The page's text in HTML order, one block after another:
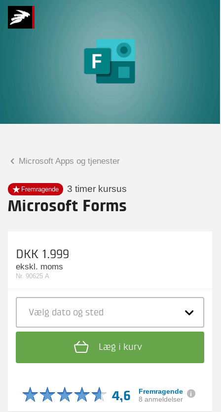
Microsoft Apps og tjenester
Fremragende 3 timer kursus
Microsoft Forms
DKK 1.999
ekskl. moms
Nr. 90625 A
Vælg dato og sted
Læg i kurv
4,6
Fremragende
8 anmeldelser
Praktiske spørgsmål
Christian Ravn Agergaard
dig med?